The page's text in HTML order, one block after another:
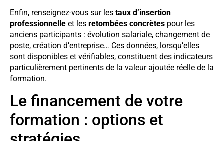
Enfin, renseignez-vous sur les taux d’insertion
professionnelle et les retombées concrètes pour les
anciens participants : évolution salariale, changement de
poste, création d’entreprise… Ces données, lorsqu’elles
sont disponibles et vérifiables, constituent des indicateurs
particulièrement pertinents de la valeur ajoutée réelle de la
formation.
Le financement de votre
formation : options et